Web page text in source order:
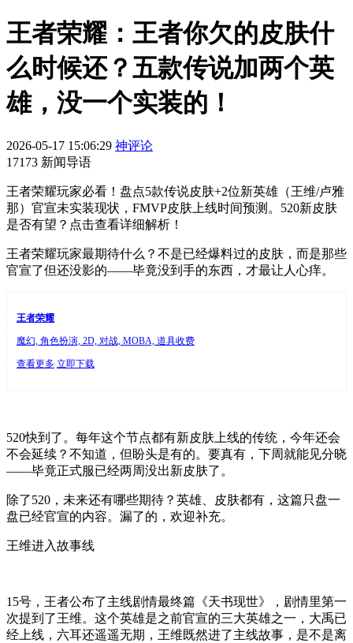
王者荣耀：王者你欠的皮肤什
么时候还？五款传说加两个英
雄，没一个实装的！
2026-05-17 15:06:29 神评论
17173 新闻导语
王者荣耀玩家必看！盘点5款传说皮肤+2位新英雄（王维/卢雅
那）官宣未实装现状，FMVP皮肤上线时间预测。520新皮肤
是否有望？点击查看详细解析！
王者荣耀玩家最期待什么？不是已经爆料过的皮肤，而是那些
官宣了但还没影的——毕竟没到手的东西，才最让人心痒。
王者荣耀
魔幻, 角色扮演, 2D, 对战, MOBA, 道具收费
查看更多 立即下载
520快到了。每年这个节点都有新皮肤上线的传统，今年还会
不会延续？不知道，但盼头是有的。要真有，下周就能见分晓
——毕竟正式服已经两周没出新皮肤了。
除了520，未来还有哪些期待？英雄、皮肤都有，这篇只盘一
盘已经官宣的内容。漏了的，欢迎补充。
王维进入故事线
15号，王者公布了主线剧情最终篇《天书现世》，剧情里第一
次提到了王维。这个英雄是之前官宣的三大英雄之一，大禹已
经上线，六耳还遥遥无期，王维既然进了主线故事，是不是离